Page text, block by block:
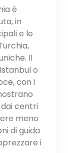
è
in
e le
Il
o
con i
centri
meno
di guida
i